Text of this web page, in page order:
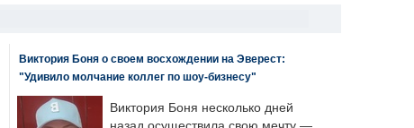
Виктория Боня о своем восхождении на Эверест:
"Удивило молчание коллег по шоу-бизнесу"
Виктория Боня несколько дней